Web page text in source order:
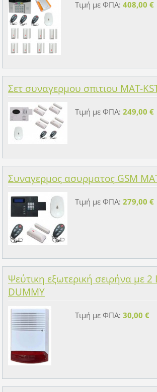
Τιμή με ΦΠΑ: 408,00 €
Σετ συναγερμου σπιτιου MAT-
Τιμή με ΦΠΑ: 249,00 €
Συναγερμος ασυρματος GSM
Τιμή με ΦΠΑ: 279,00 €
Ψεύτικη εξωτερική σειρήνα με 2
DUMMY
Τιμή με ΦΠΑ: 30,00 €